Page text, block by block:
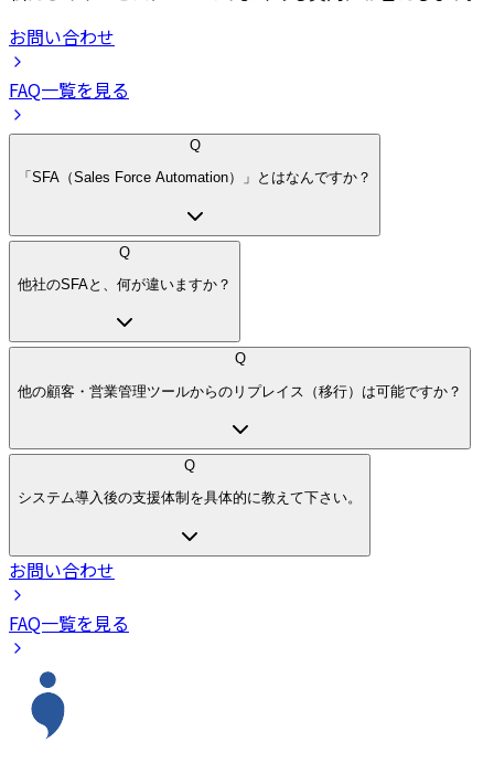
お問い合わせ
FAQ一覧を見る
Q
「SFA（Sales Force Automation）」とはなんですか？
Q
他社のSFAと、何が違いますか？
Q
他の顧客・営業管理ツールからのリプレイス（移行）は可能ですか？
Q
システム導入後の支援体制を具体的に教えて下さい。
お問い合わせ
FAQ一覧を見る